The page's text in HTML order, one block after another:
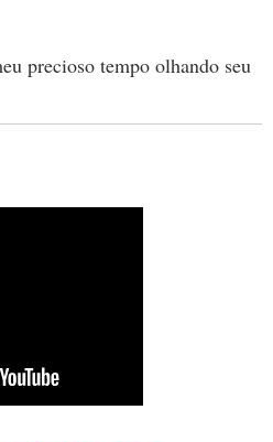
precioso tempo olhando seu